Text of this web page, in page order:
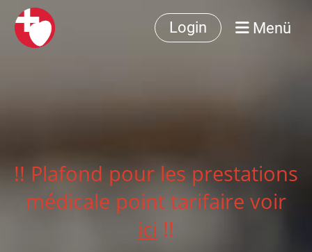
Login Menü
!! Plafond pour les prestations
médicale point tarifaire voir
ici !!